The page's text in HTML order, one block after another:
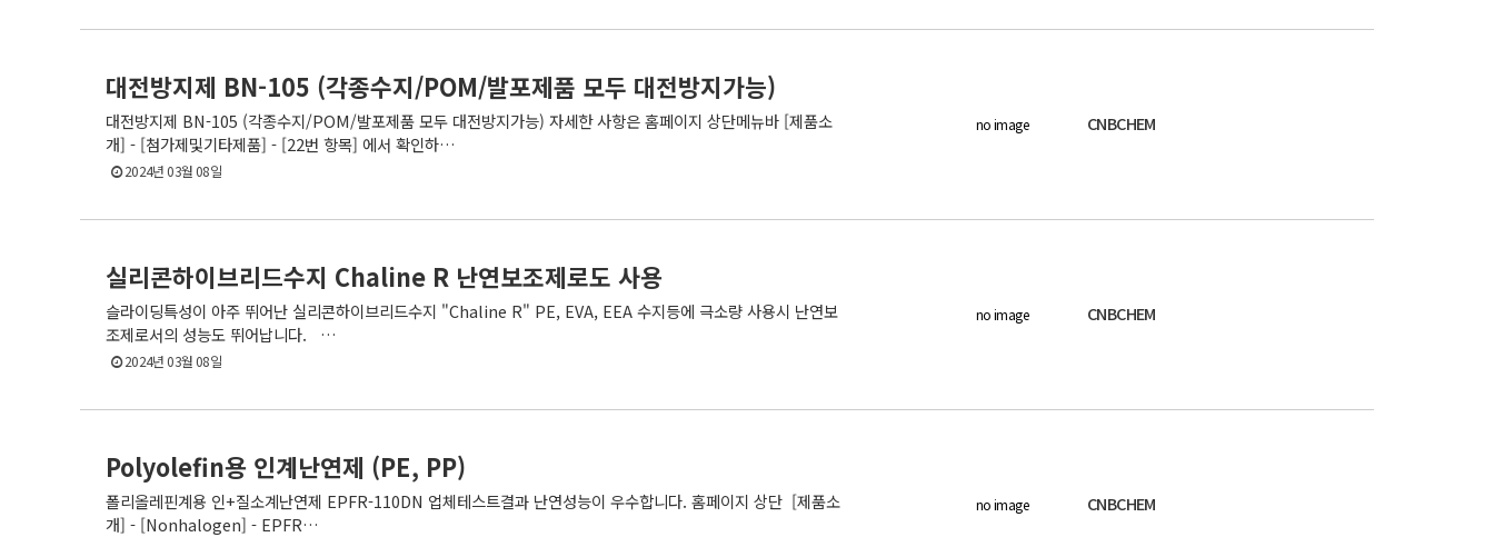
대전방지제 BN-105 (각종수지/POM/발포제품 모두 대전방지가능)
대전방지제 BN-105 (각종수지/POM/발포제품 모두 대전방지가능) 자세한 사항은 홈페이지 상단메뉴바 [제품소
개] - [첨가제및기타제품] - [22번 항목] 에서 확인하…
2024년 03월 08일
no image CNBCHEM
실리콘하이브리드수지 Chaline R 난연보조제로도 사용
슬라이딩특성이 아주 뛰어난 실리콘하이브리드수지 "Chaline R" PE, EVA, EEA 수지등에 극소량 사용시 난연보
조제로서의 성능도 뛰어납니다. …
2024년 03월 08일
no image CNBCHEM
Polyolefin용 인계난연제 (PE, PP)
폴리올레핀계용 인+질소계난연제 EPFR-110DN 업체테스트결과 난연성능이 우수합니다. 홈페이지 상단 [제품소
개] - [Nonhalogen] - EPFR…
no image CNBCHEM